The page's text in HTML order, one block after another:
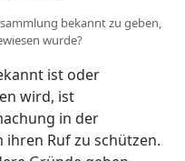
bekannt zu geben,
wurde?
ist oder
wird, ist
in der
Ruf zu schützen.